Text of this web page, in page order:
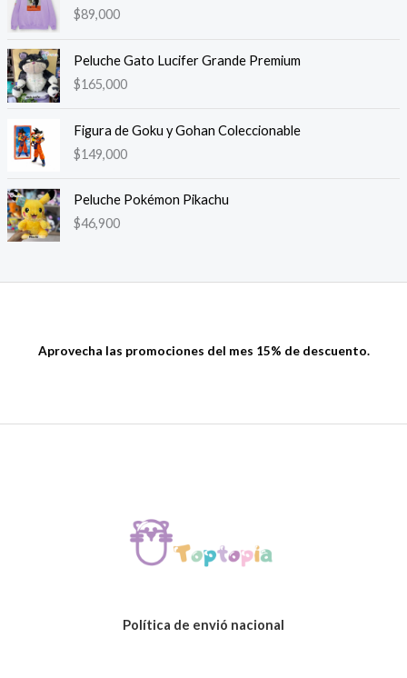
$89,000
Peluche Gato Lucifer Grande Premium
$165,000
Figura de Goku y Gohan Coleccionable
$149,000
Peluche Pokémon Pikachu
$46,900
Aprovecha las promociones del mes 15% de descuento.
Política de envió nacional